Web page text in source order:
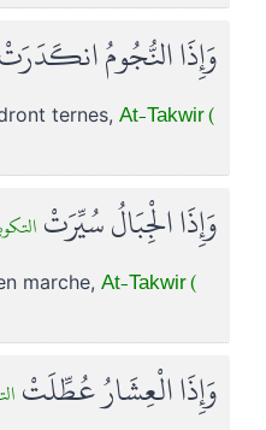
وَإِذَا النُّجُومُ انكَدَرَتْ
ternes, At-Takwir (
وَإِذَا الْجِبَالُ سُيِّرَتْ
marche, At-Takwir (
وَإِذَا الْعِشَارُ عُطِّلَتْ